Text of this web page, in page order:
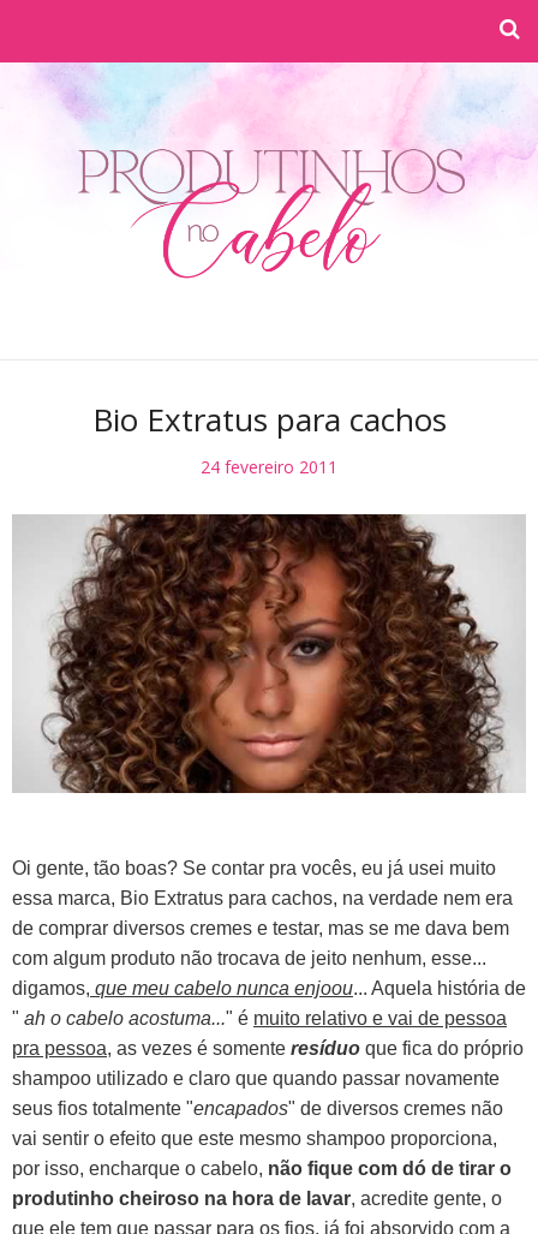
Bio Extratus para cachos
24 fevereiro 2011
Oi gente, tão boas? Se contar pra vocês, eu já usei muito
essa marca, Bio Extratus para cachos, na verdade nem era
de comprar diversos cremes e testar, mas se me dava bem
com algum produto não trocava de jeito nenhum, esse...
digamos, que meu cabelo nunca enjoou... Aquela história de
" ah o cabelo acostuma..." é muito relativo e vai de pessoa
pra pessoa, as vezes é somente resíduo que fica do próprio
shampoo utilizado e claro que quando passar novamente
seus fios totalmente "encapados" de diversos cremes não
vai sentir o efeito que este mesmo shampoo proporciona,
por isso, encharque o cabelo, não fique com dó de tirar o
produtinho cheiroso na hora de lavar, acredite gente, o
que ele tem que passar para os fios, já foi absorvido com a